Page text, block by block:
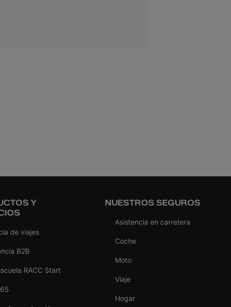
Y
de viajes
B2B
RACC Start
NUESTROS SEGUROS
Asistencia en carretera
Coche
Moto
Viaje
Hogar